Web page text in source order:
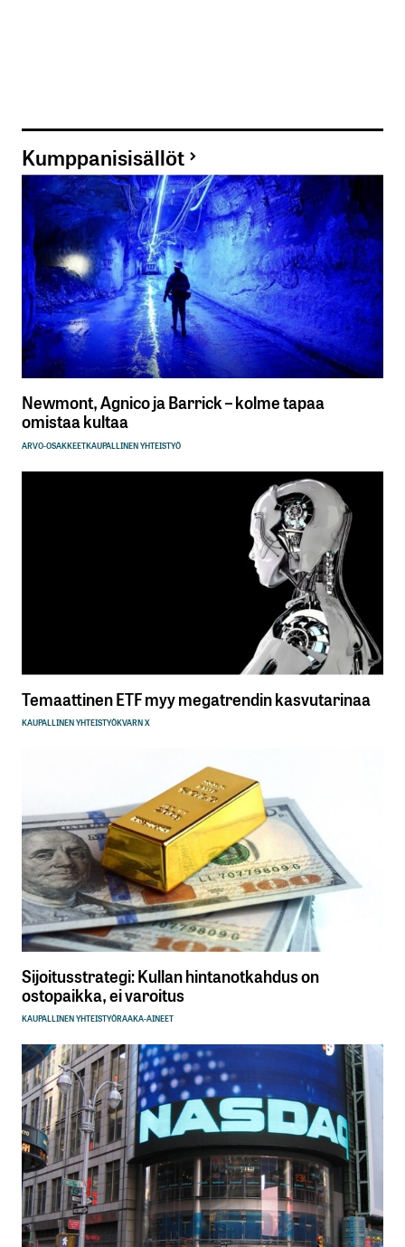
Kumppanisisällöt
Newmont, Agnico ja Barrick – kolme tapaa
omistaa kultaa
ARVO-OSAKKEETKAUPALLINEN YHTEISTYÖ
Temaattinen ETF myy megatrendin kasvutarinaa
KAUPALLINEN YHTEISTYÖKVARN X
Sijoitusstrategi: Kullan hintanotkahdus on
ostopaikka, ei varoitus
KAUPALLINEN YHTEISTYÖRAAKA-AINEET